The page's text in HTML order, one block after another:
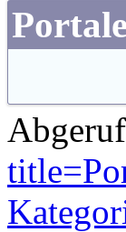
Portale